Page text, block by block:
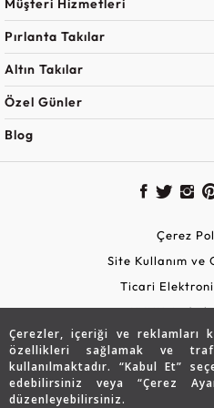
Çerezler, içeriği ve reklamları
özellikleri sağlamak ve
kullanılmaktadır. “Kabul Et”
edebilirsiniz veya “Çerez
düzenleyebilirsiniz.
Pırlanta Takılar
Altın Takılar
Özel Günler
Blog
Çerez
Site Kullanım ve
Ticari
KVKK
Güvenli